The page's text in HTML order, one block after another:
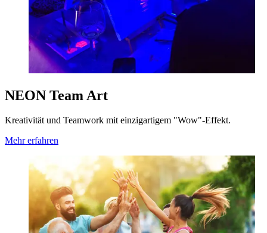
NEON Team Art
Kreativität und Teamwork mit einzigartigem "Wow"-Effekt.
Mehr erfahren